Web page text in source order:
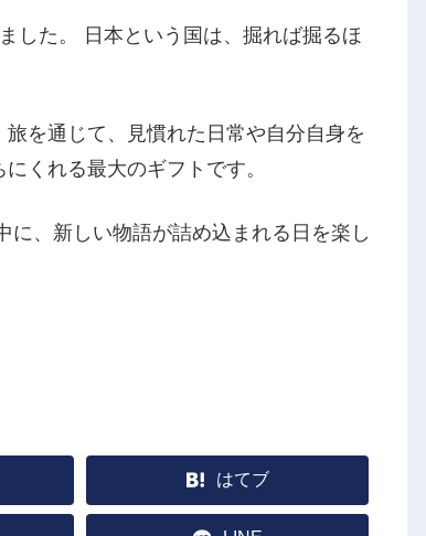
した。 日本という国は、掘れば掘るほ
を通じて、見慣れた日常や自分自身を
くれる最大のギフトです。
、新しい物語が詰め込まれる日を楽し
はてブ